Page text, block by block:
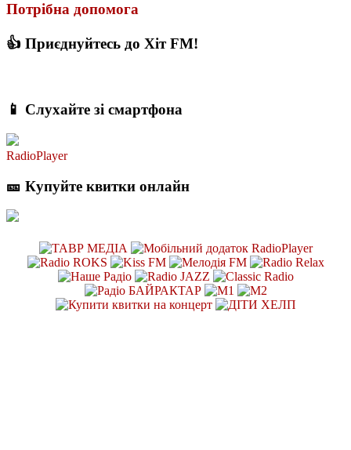
Потрібна допомога
👍 Приєднуйтесь до Хіт FM!
📱 Слухайте зі смартфона
RadioPlayer
🎫 Купуйте квитки онлайн